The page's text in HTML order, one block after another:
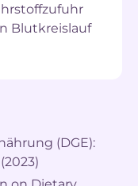
Blutkreislauf
(DGE):
(2023)